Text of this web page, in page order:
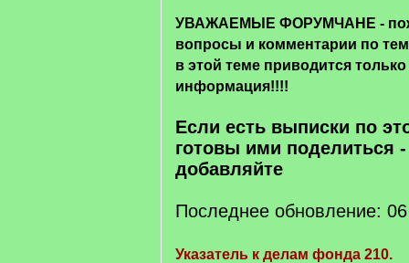
УВАЖАЕМЫЕ ФОРУМЧАНЕ -
вопросы и комментарии по
в этой теме приводится
информация!!!!
Если есть выписки по
готовы ими поделиться
добавляйте
Последнее обновление:
Указатель к делам фонда 210.